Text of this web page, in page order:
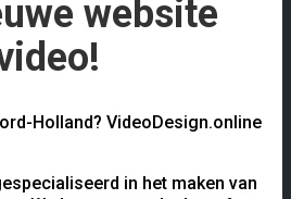
website
Holland? VideoDesign.online
in het maken van